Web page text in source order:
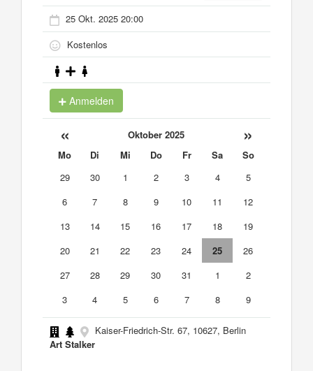
25 Okt. 2025 20:00
Kostenlos
Anmelden
« Oktober 2025 »
Mo Di Mi Do Fr Sa
So
29
30 1 2 3 4
5
6
7 8 9 10 11
12
13
14 15 16 17 18
19
20
21 22 23 24 25
26
27
28 29 30 31 1
2
3
4 5 6 7 8 9
Kaiser-Friedrich-Str. 67, 10627, Berlin
Art Stalker